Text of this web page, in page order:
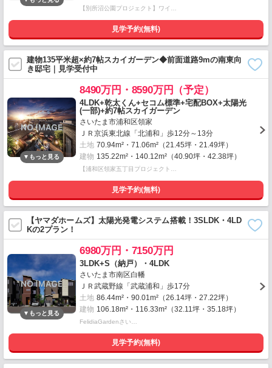
【別所沼公園プロジェクト】ワイ…
見学予約(無料)
建物135平米超×約7帖スカイガーデン◆前面道路9mの南東向
き邸宅｜見学受付中
8490万円・8590万円（予定）
4LDK+乾太くん+セコム標準+宅配BOX+太陽光
(一部)+約7帖スカイガーデン
さいたま市浦和区領家
ＪＲ京浜東北線「北浦和」歩12分～13分
土地 70.94m²・71.06m²（21.45坪・21.49坪）
建物 135.22m²・140.12m²（40.90坪・42.38坪）
【浦和区領家五丁目プロジェクト…
見学予約(無料)
【ヤマダホームズ】太陽光発電システム搭載！3SLDK・4LD
Kの2プラン！
6980万円・7150万円
3LDK+S（納戸）・4LDK
さいたま市南区白幡
ＪＲ武蔵野線「武蔵浦和」歩17分
土地 86.44m²・90.01m²（26.14坪・27.22坪）
建物 106.18m²・116.33m²（32.11坪・35.18坪）
FelidiaGardenさい…
見学予約(無料)